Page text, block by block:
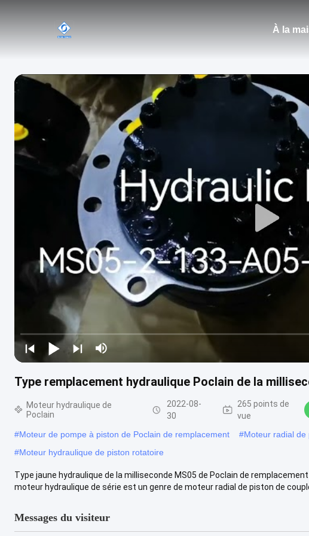
À la
Type remplacement hydraulique Poclain de la
Moteur hydraulique de
Poclain
2022-08-
30
265 points de
vue
#Moteur de pompe à piston de Poclain de remplacement #Moteur radial de
#Moteur hydraulique de piston rotatoire
Type jaune hydraulique de la milliseconde MS05 de Poclain de
moteur hydraulique de série est un genre de moteur radial de piston de
Messages du visiteur